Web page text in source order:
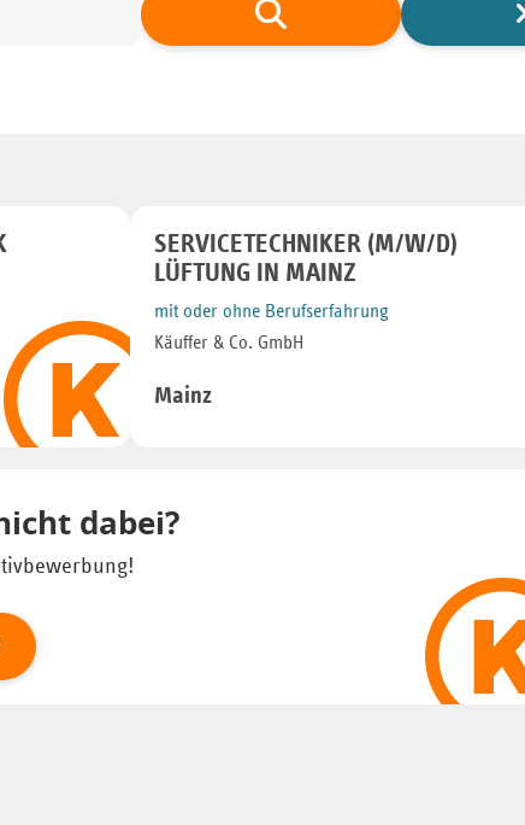
SERVICETECHNIKER (M/W/D)
LÜFTUNG IN MAINZ
mit oder ohne Berufserfahrung
Käuffer & Co. GmbH
Mainz
dabei?